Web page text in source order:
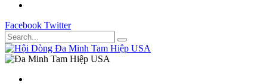
Facebook Twitter